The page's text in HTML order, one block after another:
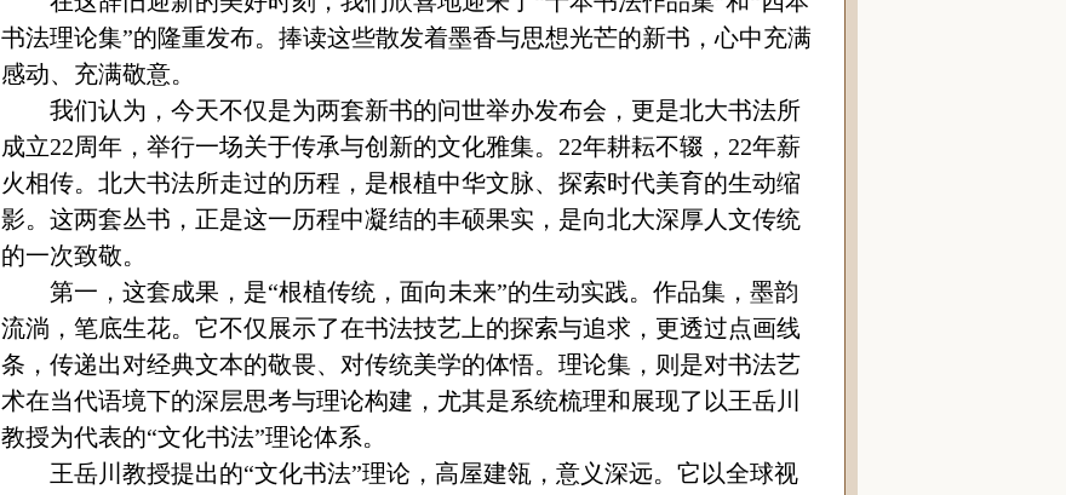
书法理论集”的隆重发布。捧读这些散发着墨香与思想光芒的新书，心中充满
感动、充满敬意。
我们认为，今天不仅是为两套新书的问世举办发布会，更是北大书法所
成立22周年，举行一场关于传承与创新的文化雅集。22年耕耘不辍，22年薪
火相传。北大书法所走过的历程，是根植中华文脉、探索时代美育的生动缩
影。这两套丛书，正是这一历程中凝结的丰硕果实，是向北大深厚人文传统
的一次致敬。
第一，这套成果，是“根植传统，面向未来”的生动实践。作品集，墨韵
流淌，笔底生花。它不仅展示了在书法技艺上的探索与追求，更透过点画线
条，传递出对经典文本的敬畏、对传统美学的体悟。理论集，则是对书法艺
术在当代语境下的深层思考与理论构建，尤其是系统梳理和展现了以王岳川
教授为代表的“文化书法”理论体系。
王岳川教授提出的“文化书法”理论，高屋建瓴，意义深远。它以全球视